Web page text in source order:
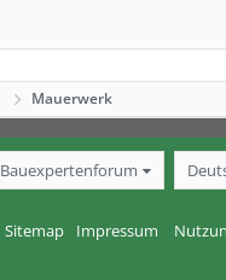
Mauerwerk
Bauexpertenforum
Sitemap Impressum